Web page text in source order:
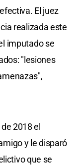
El juez
realizada este
imputado se
"lesiones
2018 el
y le disparó
que se